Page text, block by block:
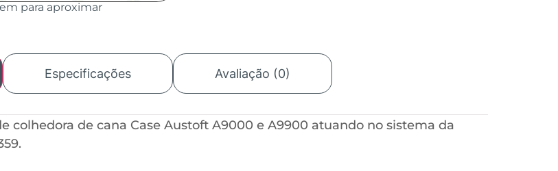
para aproximar
Especificações Avaliação (0)
colhedora de cana Case Austoft A9000 e A9900 atuando no sistema da